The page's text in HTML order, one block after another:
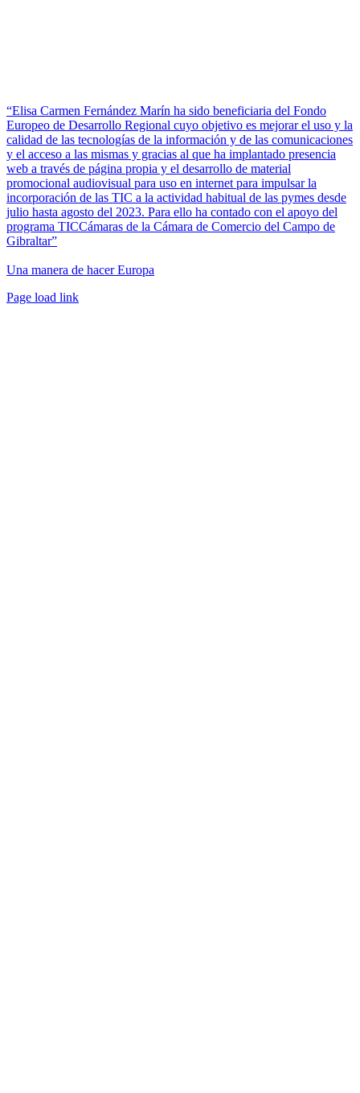
“Elisa Carmen Fernández Marín ha sido beneficiaria del Fondo
Europeo de Desarrollo Regional cuyo objetivo es mejorar el uso y la
calidad de las tecnologías de la información y de las comunicaciones
y el acceso a las mismas y gracias al que ha implantado presencia
web a través de página propia y el desarrollo de material
promocional audiovisual para uso en internet para impulsar la
incorporación de las TIC a la actividad habitual de las pymes desde
julio hasta agosto del 2023. Para ello ha contado con el apoyo del
programa TICCámaras de la Cámara de Comercio del Campo de
Gibraltar”
Una manera de hacer Europa
Facebook
Twitter
Instagram
Pinterest
Page load link